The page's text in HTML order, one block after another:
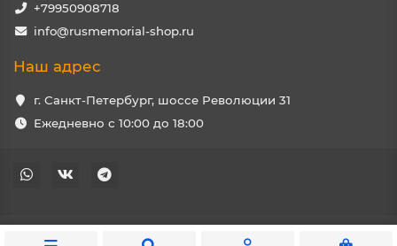
+79950908718
info@rusmemorial-shop.ru
Наш адрес
г. Санкт-Петербург, шоссе Революции 31
Ежедневно с 10:00 до 18:00